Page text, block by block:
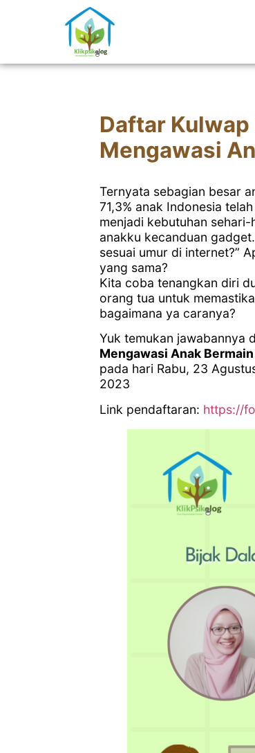
Daftar
Mengawasi
Ternyata sebagian besar
71,3% anak Indonesia
menjadi kebutuhan
anakku kecanduan
sesuai umur di internet?”
yang sama?
Kita coba tenangkan diri
orang tua untuk
bagaimana ya caranya?
Yuk temukan jawabannya
Mengawasi Anak
pada hari Rabu, 23
2023
Link pendaftaran: https://